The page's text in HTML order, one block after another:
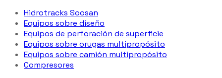
Hidrotracks Soosan
Equipos sobre diseño
Equipos de perforación de superficie
Equipos sobre orugas multipropósito
Equipos sobre camión multipropósito
Compresores